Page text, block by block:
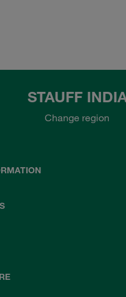
STAUFF
Change region